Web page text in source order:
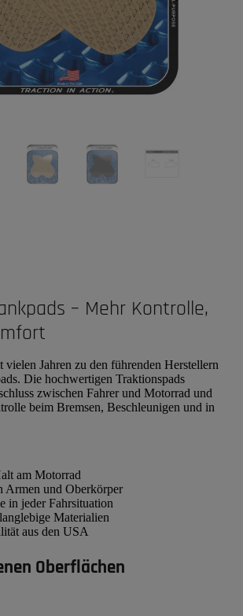
– Mehr Kontrolle,
vielen Jahren zu den führenden Herstellern
Die hochwertigen Traktionspads
zwischen Fahrer und Motorrad und
beim Bremsen, Beschleunigen und in
am Motorrad
Armen und Oberkörper
in jeder Fahrsituation
Materialien
aus den USA
Oberflächen